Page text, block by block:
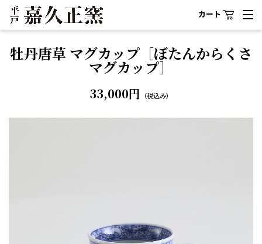
カート
牡丹唐草 マグカップ［ぼたんからくさ
マグカップ］
33,000円 （税込み）